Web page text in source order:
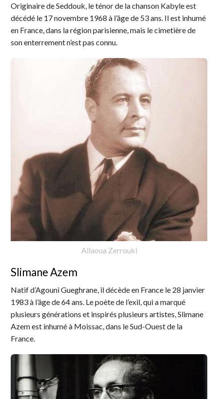
Originaire de Seddouk, le ténor de la chanson Kabyle est
décédé le 17 novembre 1968 à l’âge de 53 ans. Il est inhumé
en France, dans la région parisienne, mais le cimetière de
son enterrement n’est pas connu.
Allaoua Zerrouki
Slimane Azem
Natif d’Agouni Gueghrane, il décède en France le 28 janvier
1983 à l’âge de 64 ans. Le poète de l’exil, qui a marqué
plusieurs générations et inspirés plusieurs artistes, Slimane
Azem est inhumé à Moissac, dans le Sud-Ouest de la
France.